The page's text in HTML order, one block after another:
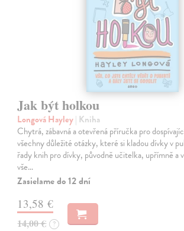
Jak být holkou
Longová Hayley| Kniha
Chytrá, zábavná a otevřená příručka pro
všechny důležité otázky, které si kladou dívky v
řady knih pro dívky, původně učitelka, upřímně a
vše…
Zasielame do 12 dní
13,58 €
14,00 € ?